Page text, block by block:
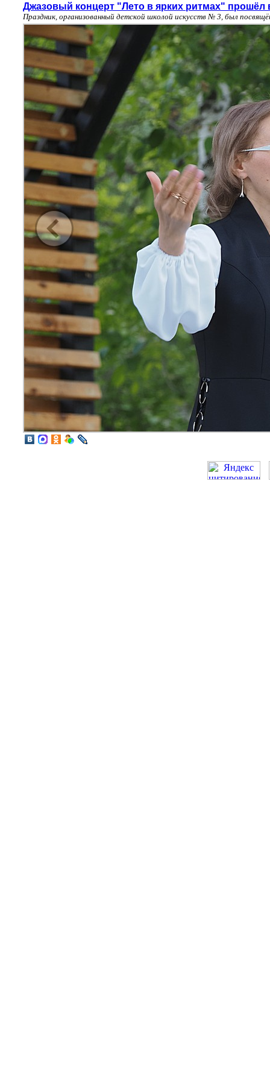
Джазовый концерт "Лето в ярких ритмах" прошёл
Праздник, организованный детской школой искусств № 3, был